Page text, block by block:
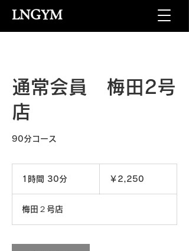
LNGYM
通常会員 梅田2号
店
90分コース
1時間 30分
分
￥2,250
梅田２号店